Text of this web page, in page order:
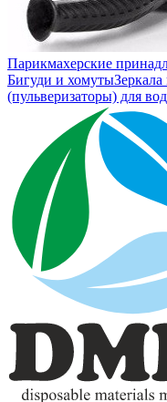
Парикмахерские
Бигуди и хомуты
(пульверизаторы) для